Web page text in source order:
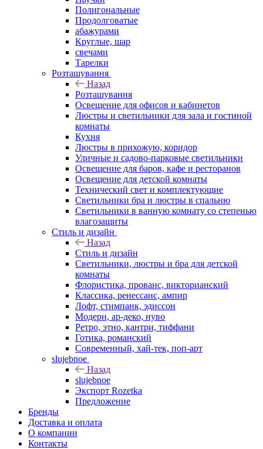
Полигональные
Продолговатые
абажурами
Круглые, шар
свечами
Тарелки
Розташування
Назад
Розташування
Освещение для офисов и кабинетов
Люстры и светильники для зала и гостиной
комнаты
Кухня
Люстры в прихожую, коридор
Уличные и садово-парковые светильники
Освещение для баров, кафе и ресторанов
Освещение для детской комнаты
Технический свет и комплектующие
Светильники бра и люстры в спальню
Светильники в ванную комнату со степенью
влагозащиты
Стиль и дизайн
Назад
Стиль и дизайн
Светильники, люстры и бра для детской
комнаты
Флористика, прованс, викторианский
Классика, ренессанс, ампир
Лофт, стимпанк, эдиссон
Модерн, ар-деко, нуво
Ретро, этно, кантри, тиффани
Готика, романский
Современный, хай-тек, поп-арт
slujebnoe
Назад
slujebnoe
Экспорт Rozetka
Предложение
Бренды
Доставка и оплата
О компании
Контакты